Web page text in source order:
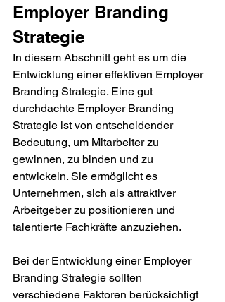
Employer Branding
Strategie
In diesem Abschnitt geht es um die
Entwicklung einer effektiven Employer
Branding Strategie. Eine gut
durchdachte Employer Branding
Strategie ist von entscheidender
Bedeutung, um Mitarbeiter zu
gewinnen, zu binden und zu
entwickeln. Sie ermöglicht es
Unternehmen, sich als attraktiver
Arbeitgeber zu positionieren und
talentierte Fachkräfte anzuziehen.
Bei der Entwicklung einer Employer
Branding Strategie sollten
verschiedene Faktoren berücksichtigt